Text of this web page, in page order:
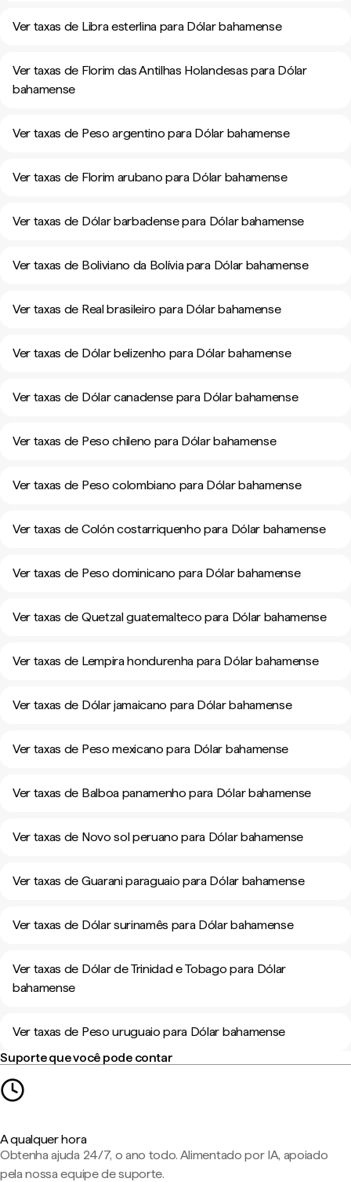
Ver taxas de Libra esterlina para Dólar bahamense
Ver taxas de Florim das Antilhas Holandesas para Dólar
bahamense
Ver taxas de Peso argentino para Dólar bahamense
Ver taxas de Florim arubano para Dólar bahamense
Ver taxas de Dólar barbadense para Dólar bahamense
Ver taxas de Boliviano da Bolívia para Dólar bahamense
Ver taxas de Real brasileiro para Dólar bahamense
Ver taxas de Dólar belizenho para Dólar bahamense
Ver taxas de Dólar canadense para Dólar bahamense
Ver taxas de Peso chileno para Dólar bahamense
Ver taxas de Peso colombiano para Dólar bahamense
Ver taxas de Colón costarriquenho para Dólar bahamense
Ver taxas de Peso dominicano para Dólar bahamense
Ver taxas de Quetzal guatemalteco para Dólar bahamense
Ver taxas de Lempira hondurenha para Dólar bahamense
Ver taxas de Dólar jamaicano para Dólar bahamense
Ver taxas de Peso mexicano para Dólar bahamense
Ver taxas de Balboa panamenho para Dólar bahamense
Ver taxas de Novo sol peruano para Dólar bahamense
Ver taxas de Guarani paraguaio para Dólar bahamense
Ver taxas de Dólar surinamês para Dólar bahamense
Ver taxas de Dólar de Trinidad e Tobago para Dólar
bahamense
Ver taxas de Peso uruguaio para Dólar bahamense
Suporte que você pode contar
A qualquer hora
Obtenha ajuda 24/7, o ano todo. Alimentado por IA, apoiado
pela nossa equipe de suporte.